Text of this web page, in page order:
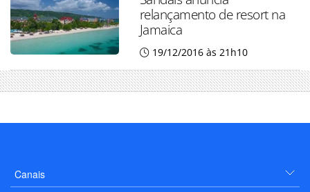
relançamento de resort na
Jamaica
19/12/2016 às 21h10
Canais